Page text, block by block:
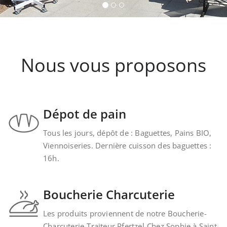
Nous vous proposons
Dépot de pain
Tous les jours, dépôt de : Baguettes, Pains BIO,
Viennoiseries. Dernière cuisson des baguettes :
16h.
Boucherie Charcuterie
Les produits proviennent de notre Boucherie-